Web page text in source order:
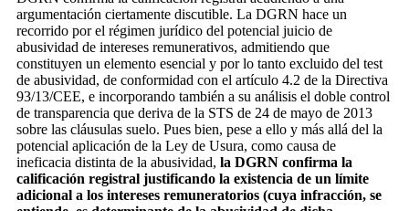
argumentación ciertamente discutible. La DGRN hace un
recorrido por el régimen jurídico del potencial juicio de
abusividad de intereses remunerativos, admitiendo que
constituyen un elemento esencial y por lo tanto excluido del test
de abusividad, de conformidad con el artículo 4.2 de la Directiva
93/13/CEE, e incorporando también a su análisis el doble control
de transparencia que deriva de la STS de 24 de mayo de 2013
sobre las cláusulas suelo. Pues bien, pese a ello y más allá del la
potencial aplicación de la Ley de Usura, como causa de
ineficacia distinta de la abusividad, la DGRN confirma la
calificación registral justificando la existencia de un límite
adicional a los intereses remuneratorios (cuya infracción, se